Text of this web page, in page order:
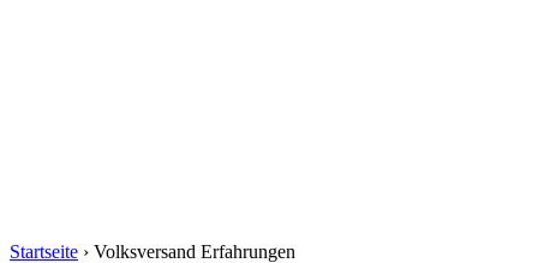
Startseite › Volksversand Erfahrungen